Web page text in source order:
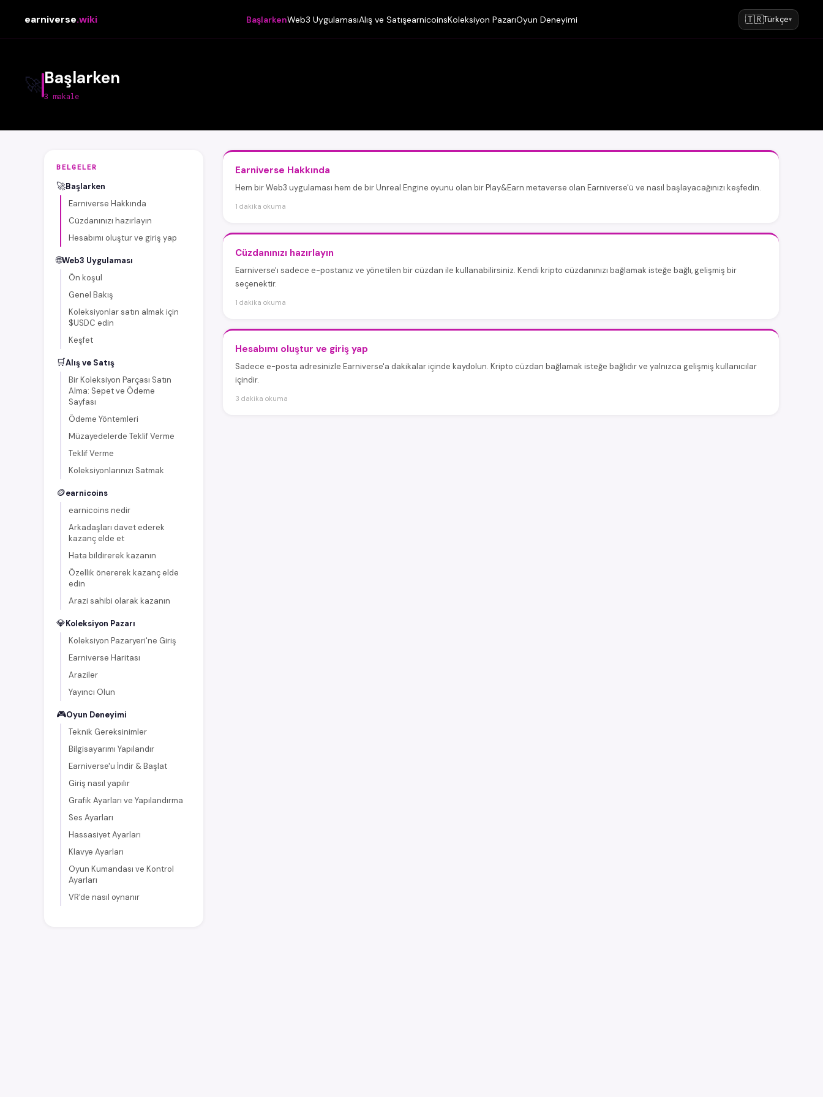
earniverse.wiki BaşlarkenWeb3 UygulamasıAlış ve SatışearnicoinsKoleksiyon PazarıOyun Deneyimi 🇹🇷Türkçe▾
🚀Başlarken
3 makale
BELGELER
🚀Başlarken
Earniverse Hakkında
Cüzdanınızı hazırlayın
Hesabımı oluştur ve giriş yap
🌐Web3 Uygulaması
Ön koşul
Genel Bakış
Koleksiyonlar satın almak için
$USDC edin
Keşfet
🛒Alış ve Satış
Bir Koleksiyon Parçası Satın
Alma: Sepet ve Ödeme
Sayfası
Ödeme Yöntemleri
Müzayedelerde Teklif Verme
Teklif Verme
Koleksiyonlarınızı Satmak
🪙earnicoins
earnicoins nedir
Arkadaşları davet ederek
kazanç elde et
Hata bildirerek kazanın
Özellik önererek kazanç elde
edin
Arazi sahibi olarak kazanın
💎Koleksiyon Pazarı
Koleksiyon Pazaryeri'ne Giriş
Earniverse Haritası
Araziler
Yayıncı Olun
🎮Oyun Deneyimi
Teknik Gereksinimler
Bilgisayarımı Yapılandır
Earniverse'u İndir & Başlat
Giriş nasıl yapılır
Grafik Ayarları ve Yapılandırma
Ses Ayarları
Hassasiyet Ayarları
Klavye Ayarları
Oyun Kumandası ve Kontrol
Ayarları
VR'de nasıl oynanır
Earniverse Hakkında
Hem bir Web3 uygulaması hem de bir Unreal Engine oyunu olan bir Play&Earn metaverse olan Earniverse'ü ve nasıl başlayacağınızı keşfedin.
1 dakika okuma
Cüzdanınızı hazırlayın
Earniverse'ı sadece e-postanız ve yönetilen bir cüzdan ile kullanabilirsiniz. Kendi kripto cüzdanınızı bağlamak isteğe bağlı, gelişmiş bir
seçenektir.
1 dakika okuma
Hesabımı oluştur ve giriş yap
Sadece e-posta adresinizle Earniverse'a dakikalar içinde kaydolun. Kripto cüzdan bağlamak isteğe bağlıdır ve yalnızca gelişmiş kullanıcılar
içindir.
3 dakika okuma